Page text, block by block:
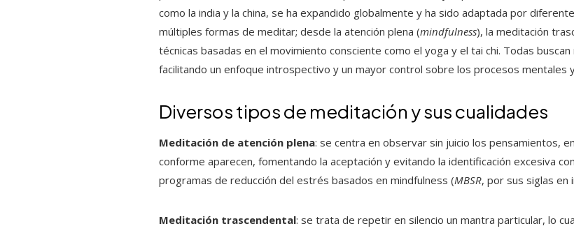
como la india y la china, se ha expandido globalmente y ha sido adaptada por
múltiples formas de meditar; desde la atención plena (mindfulness), la meditación
técnicas basadas en el movimiento consciente como el yoga y el tai chi. Todas
facilitando un enfoque introspectivo y un mayor control sobre los procesos mentales
Diversos tipos de meditación y sus cualidades
Meditación de atención plena: se centra en observar sin juicio los pensamientos,
conforme aparecen, fomentando la aceptación y evitando la identificación excesiva
programas de reducción del estrés basados en mindfulness (MBSR, por sus siglas en
Meditación trascendental: se trata de repetir en silencio un mantra particular, lo